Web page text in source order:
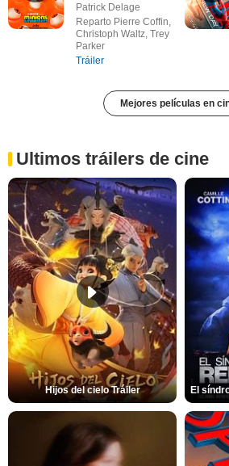
Patrick Delage
Reparto Pierre Coffin,
Christoph Waltz, Trey
Parker
Tráiler
Mejores películas en
Ultimos tráilers de cine
Hijos del cielo Tráiler El